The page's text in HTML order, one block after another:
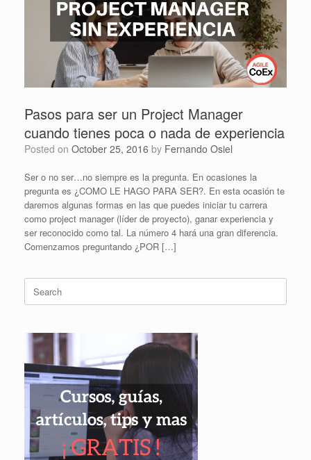
Pasos para ser un Project Manager
cuando tienes poca o nada de experiencia
Posted on October 25, 2016 by Fernando Osiel
Ser o no ser…no siempre es la pregunta. En ocasiones la
pregunta es ¿COMO LE HAGO PARA SER?. En esta ocasión te
daremos algunas formas en las que puedes iniciar tu carrera
como project manager (líder de proyecto), ganar experiencia y
ser reconocido como tal. La número 4 hará una gran diferencia.
Comenzamos preguntando ¿POR […]
Search
for: